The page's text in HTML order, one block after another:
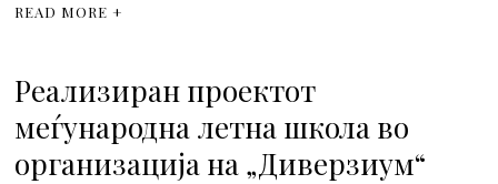
READ MORE +
Реализиран проектот
меѓународна летна школа во
организација на „Диверзиум“